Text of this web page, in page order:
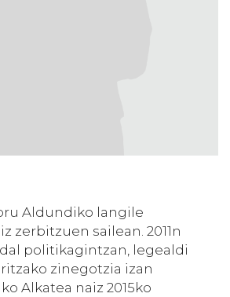
Aldundiko langile
zerbitzuen sailean. 2011n
politikagintzan, legealdi
zinegotzia izan
Alkatea naiz 2015ko